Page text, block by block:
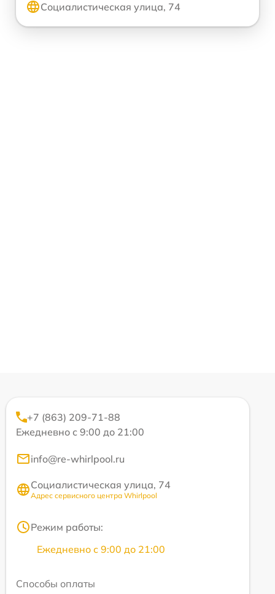
Социалистическая улица, 74
+7 (863) 209-71-88
Ежедневно с 9:00 до 21:00
info@re-whirlpool.ru
Социалистическая улица, 74
Адрес сервисного центра Whirlpool
Режим работы:
Ежедневно с 9:00 до 21:00
Способы оплаты